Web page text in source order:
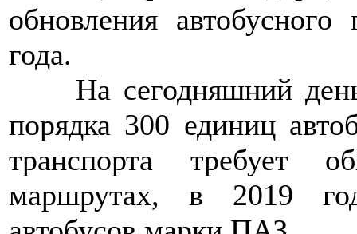
обновления
года.
На сегодняшний
порядка 300 единиц
транспорта требует
маршрутах, в 2019